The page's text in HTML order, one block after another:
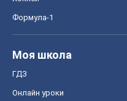
Формула-1
Моя школа
ГДЗ
Онлайн уроки